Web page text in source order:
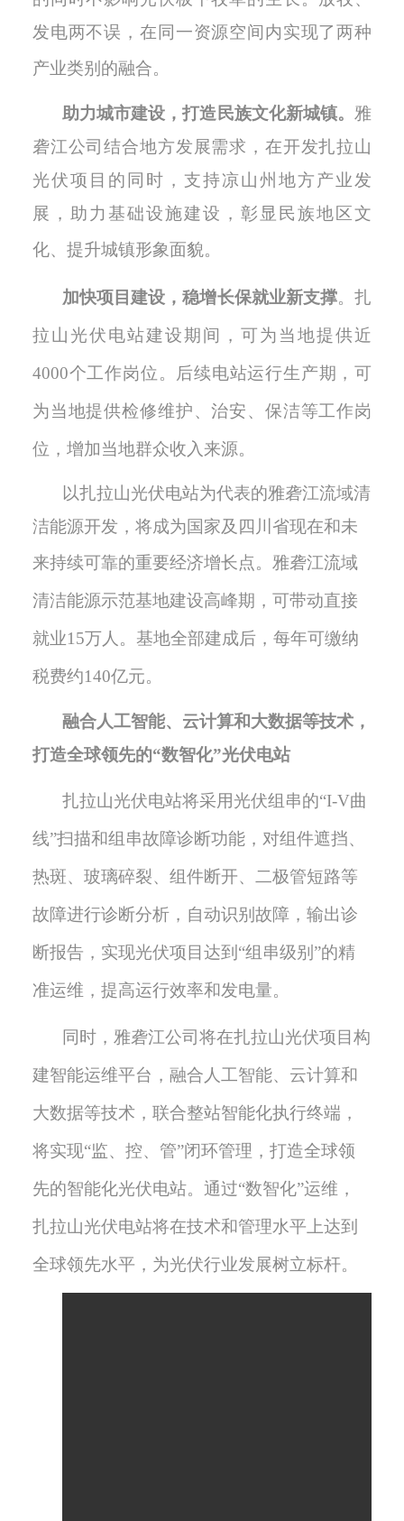
发电两不误，在同一资源空间内实现了两种
产业类别的融合。
助力城市建设，打造民族文化新城镇。 雅
砻江公司结合地方发展需求，在开发扎拉山
光伏项目的同时 ， 支持凉山州地方产业发
展，助力基础设施建设，彰显民族地区文
化、提升城镇形象面貌。
加快项目建设，稳增长保就业新支撑。扎
拉山光伏电站建设期间，可为当地提供近
4000个工作岗位。后续电站运行生产期，可
为当地提供检修维护、治安、保洁等工作岗
位，增加当地群众收入来源。
以扎拉山光伏电站为代表的雅砻江流域清
洁能源开发，将成为国家及四川省现在和未
来持续可靠的重要经济增长点。 雅砻江流域
清洁能源示范基地建设高峰期，可带动直接
就业15万人。基地全部建成后，每年可缴纳
税费约140亿元。
融合人工智能、云计算和大数据等技术，
打造全球领先的“数智化”光伏电站
扎拉山光伏电站将采用光伏组串的“I-V曲
线”扫描和组串故障诊断功能，对组件遮挡、
热斑、玻璃碎裂、组件断开、二极管短路等
故障进行诊断分析，自动识别故障， 输出诊
断报告，实现光伏项目达到“组串级别”的精
准运维，提高运行效率和发电量。
同时，雅砻江公司将在扎拉山光伏项目构
建智能运维平台，融合人工智能、云计算和
大数据等技术，联合整站智能化执行终端，
将实现“监、控、管”闭环管理，打造全球领
先的智能化光伏电站。 通过“数智化”运维，
扎拉山光伏电站将在技术和管理水平上达到
全球领先水平，为光伏行业发展树立标杆。